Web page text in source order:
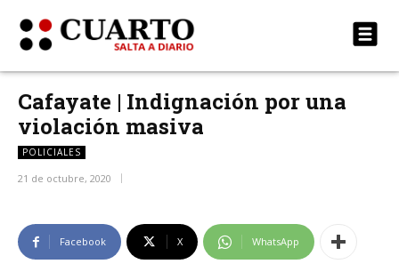
Cafayate | Indignación por una
violación masiva
POLICIALES
21 de octubre, 2020
Facebook X WhatsApp